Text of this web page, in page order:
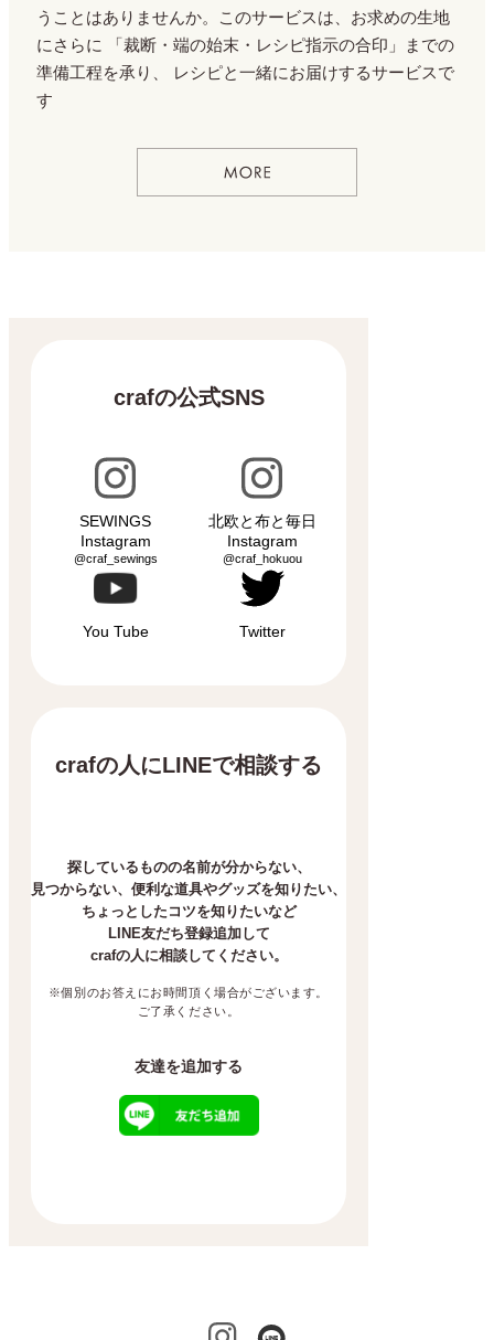
うことはありませんか。このサービスは、お求めの生地
にさらに
「裁断・端の始末・レシピ指示の合印」までの
準備工程を承り、
レシピと一緒にお届けするサービスで
す
crafの公式SNS
SEWINGS
Instagram
@craf_sewings
北欧と布と毎日
Instagram
@craf_hokuou
You Tube Twitter
crafの人にLINEで相談する
探しているものの名前が分からない、
見つからない、 便利な道具やグッズを知りたい、
ちょっとしたコツを知りたいなど
LINE友だち登録追加して
crafの人に相談してください。
※個別のお答えにお時間頂く場合がございます。
ご了承ください。
友達を追加する